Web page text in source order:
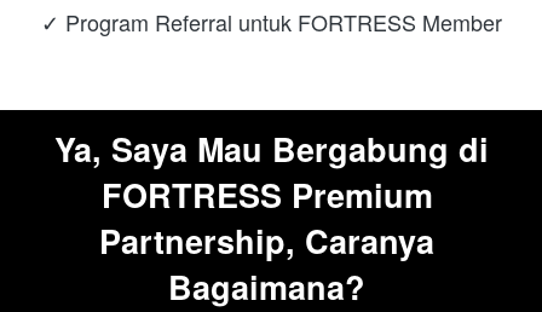
✓ Program Referral untuk FORTRESS Member
Ya, Saya Mau Bergabung di
FORTRESS Premium
Partnership, Caranya
Bagaimana?